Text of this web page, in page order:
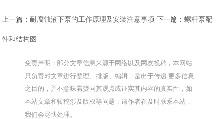
上一篇： 耐腐蚀液下泵的工作原理及安装注意事项 下一篇：螺杆泵配
件和结构图
免责声明：部分文章信息来源于网络以及网友投稿，本网站
只负责对文章进行整理、排版、编辑，是出于传递 更多信息
之目的，并不意味着赞同其观点或证实其内容的真实性，如
本站文章和转稿涉及版权等问题，请作者在及时联系本站，
我们会尽快处理。